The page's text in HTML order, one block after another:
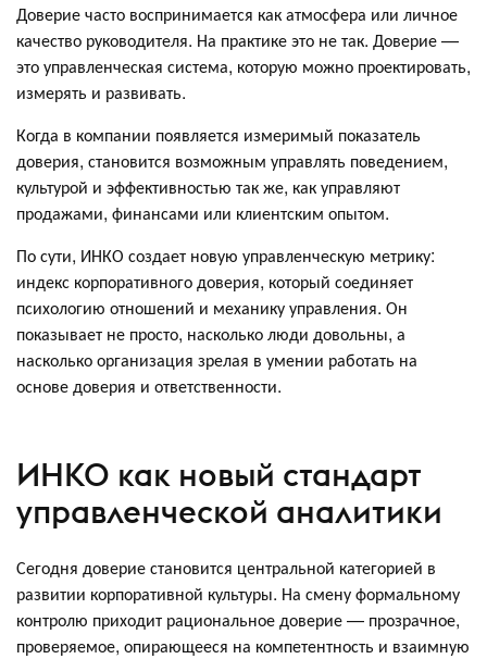
Доверие часто воспринимается как атмосфера или личное
качество руководителя. На практике это не так. Доверие —
это управленческая система, которую можно проектировать,
измерять и развивать.
Когда в компании появляется измеримый показатель
доверия, становится возможным управлять поведением,
культурой и эффективностью так же, как управляют
продажами, финансами или клиентским опытом.
По сути, ИНКО создает новую управленческую метрику:
индекс корпоративного доверия, который соединяет
психологию отношений и механику управления. Он
показывает не просто, насколько люди довольны, а
насколько организация зрелая в умении работать на
основе доверия и ответственности.
ИНКО как новый стандарт
управленческой аналитики
Сегодня доверие становится центральной категорией в
развитии корпоративной культуры. На смену формальному
контролю приходит рациональное доверие — прозрачное,
проверяемое, опирающееся на компетентность и взаимную